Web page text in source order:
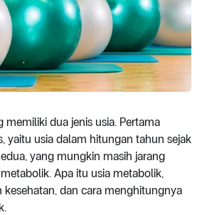
memiliki dua jenis usia. Pertama
yaitu usia dalam hitungan tahun sejak
yang mungkin masih jarang
Apa itu usia metabolik,
dan cara menghitungnya